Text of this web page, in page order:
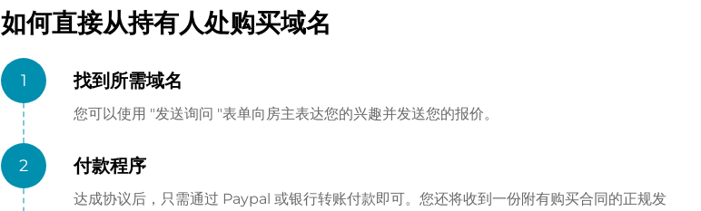
如何直接从持有人处购买域名
1 找到所需域名
您可以使用 "发送询问 "表单向房主表达您的兴趣并发送您的报价。
2 付款程序
达成协议后，只需通过 Paypal 或银行转账付款即可。您还将收到一份附有购买合同的正规发